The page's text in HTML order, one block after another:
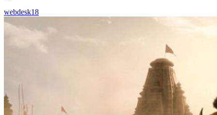
webdesk18